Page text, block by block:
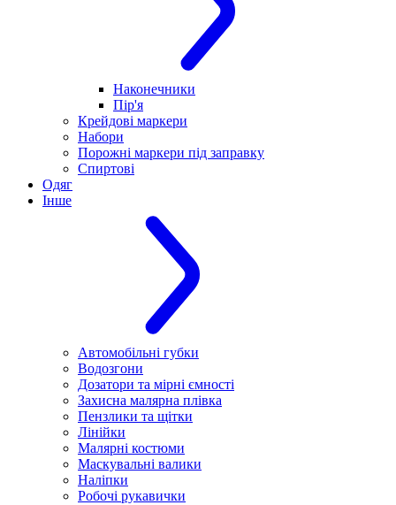
Наконечники
Пір'я
Крейдові маркери
Набори
Порожні маркери під заправку
Спиртові
Одяг
Інше
Автомобільні губки
Водозгони
Дозатори та мірні ємності
Захисна малярна плівка
Пензлики та щітки
Лінійки
Малярні костюми
Маскувальні валики
Наліпки
Робочі рукавички